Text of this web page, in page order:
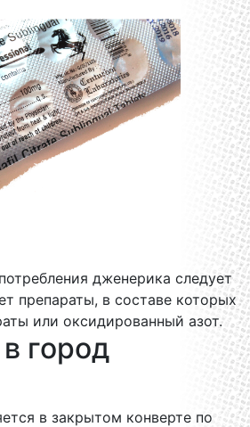
дженерика следует
препараты, в составе которых
или оксидированный азот.
город
в закрытом конверте по